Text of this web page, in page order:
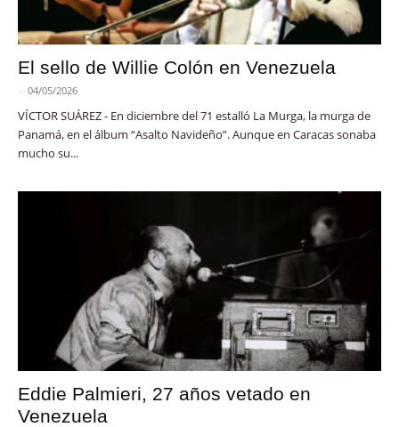
El sello de Willie Colón en Venezuela
- 04/05/2026
VÍCTOR SUÁREZ - En diciembre del 71 estalló La Murga, la murga de
Panamá, en el álbum “Asalto Navideño”. Aunque en Caracas sonaba
mucho su...
Eddie Palmieri, 27 años vetado en
Venezuela